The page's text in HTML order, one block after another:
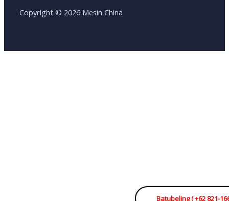
Batubeling ( +62 821-
Copyright © 2026 Mesin China